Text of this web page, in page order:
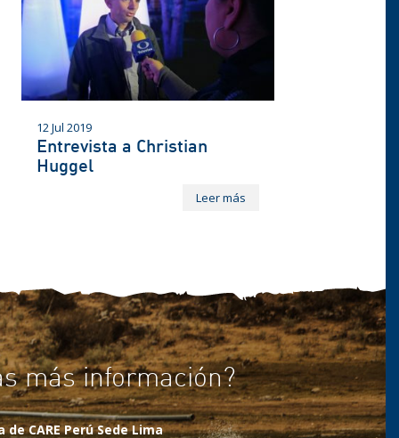
12 Jul 2019
Entrevista a Christian
Huggel
Leer más
más información?
de CARE Perú Sede Lima